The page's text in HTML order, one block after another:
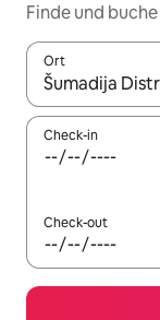
Finde und
Ort
Wenn
Check-in
Check-out